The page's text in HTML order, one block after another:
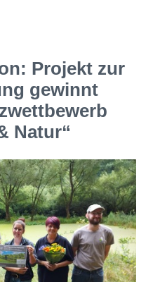
Projekt zur
gewinnt
Natur“